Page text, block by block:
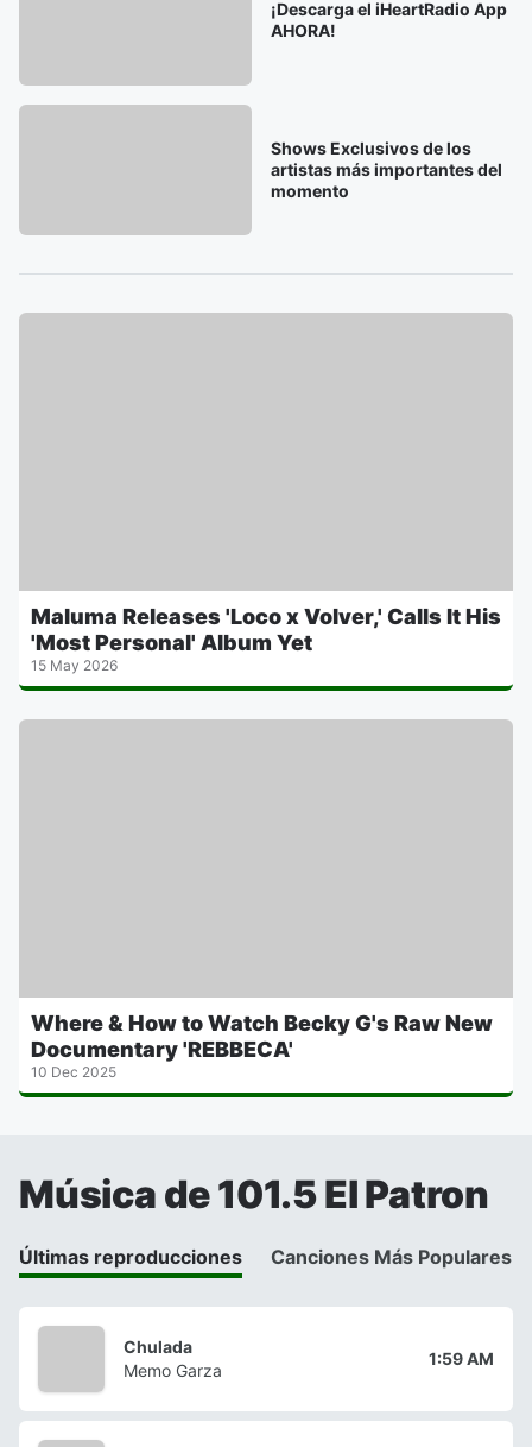
¡Descarga el iHeartRadio App
AHORA!
Shows Exclusivos de los
artistas más importantes del
momento
Maluma Releases 'Loco x Volver,' Calls It His
'Most Personal' Album Yet
15 May 2026
Where & How to Watch Becky G's Raw New
Documentary 'REBBECA'
10 Dec 2025
Música de 101.5 El Patron
Últimas reproducciones Canciones Más Populares
Chulada
Memo Garza
1:59 AM